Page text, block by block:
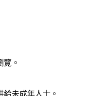
覽。
未成年人士。